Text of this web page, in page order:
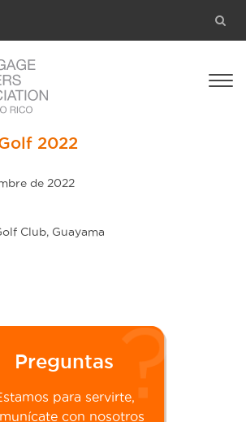
2022
de 2022
Club, Guayama
Preguntas
para servirte,
con nosotros